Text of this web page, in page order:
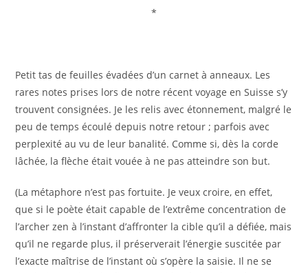
*
Petit tas de feuilles évadées d’un carnet à anneaux. Les
rares notes prises lors de notre récent voyage en Suisse s’y
trouvent consignées. Je les relis avec étonnement, malgré le
peu de temps écoulé depuis notre retour ; parfois avec
perplexité au vu de leur banalité. Comme si, dès la corde
lâchée, la flèche était vouée à ne pas atteindre son but.
(La métaphore n’est pas fortuite. Je veux croire, en effet,
que si le poète était capable de l’extrême concentration de
l’archer zen à l’instant d’affronter la cible qu’il a défiée, mais
qu’il ne regarde plus, il préserverait l’énergie suscitée par
l’exacte maîtrise de l’instant où s’opère la saisie. Il ne se